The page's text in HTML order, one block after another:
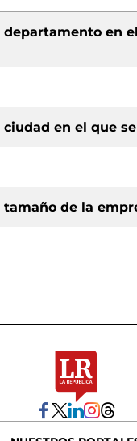
departamento en
ciudad en el que
tamaño de la